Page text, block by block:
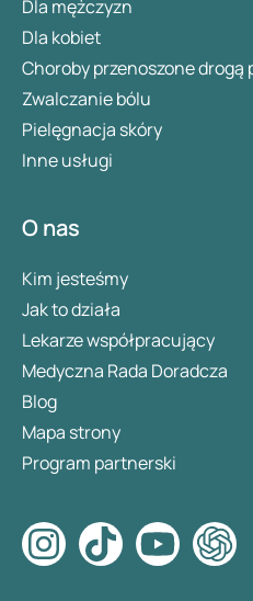
Dla mężczyzn
Dla kobiet
Choroby przenoszone drogą
Zwalczanie bólu
Pielęgnacja skóry
Inne usługi
O nas
Kim jesteśmy
Jak to działa
Lekarze współpracujący
Medyczna Rada Doradcza
Blog
Mapa strony
Program partnerski